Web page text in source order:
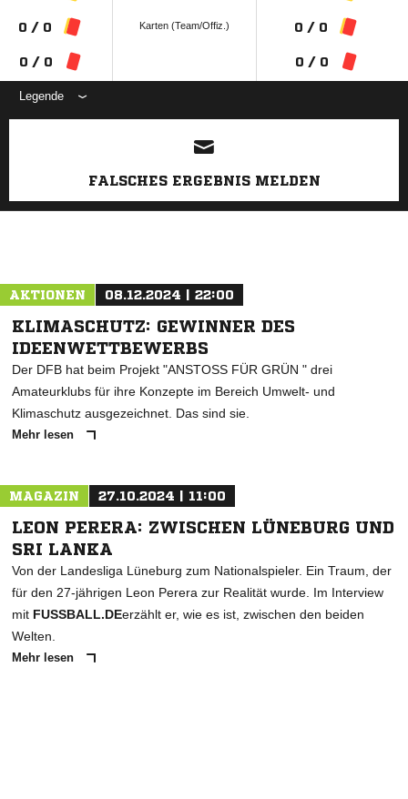
0 / 0
0 / 0
Karten (Team/Offiz.) 0 / 0
0 / 0
Legende
ANZEIGE
FALSCHES ERGEBNIS MELDEN
AKTIONEN 08.12.2024 | 22:00
KLIMASCHUTZ: GEWINNER DES
IDEENWETTBEWERBS
Der DFB hat beim Projekt "ANSTOSS FÜR GRÜN " drei
Amateurklubs für ihre Konzepte im Bereich Umwelt- und
Klimaschutz ausgezeichnet. Das sind sie.
Mehr lesen
MAGAZIN 27.10.2024 | 11:00
LEON PERERA: ZWISCHEN LÜNEBURG UND
SRI LANKA
Von der Landesliga Lüneburg zum Nationalspieler. Ein Traum, der
für den 27-jährigen Leon Perera zur Realität wurde. Im Interview
mit FUSSBALL.DEerzählt er, wie es ist, zwischen den beiden
Welten.
Mehr lesen